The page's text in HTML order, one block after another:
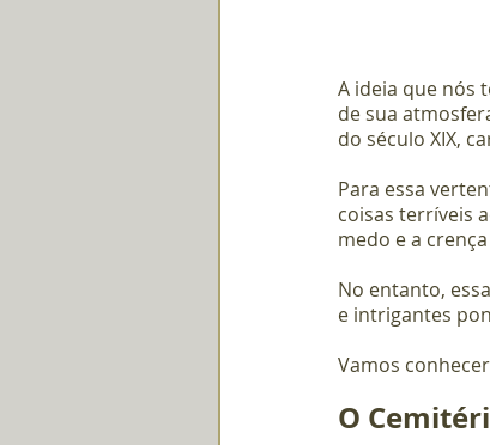
A ideia que nós
de sua
do século XIX,
Para essa
coisas terríveis
medo e a
No entanto,
e intrigantes
Vamos
O